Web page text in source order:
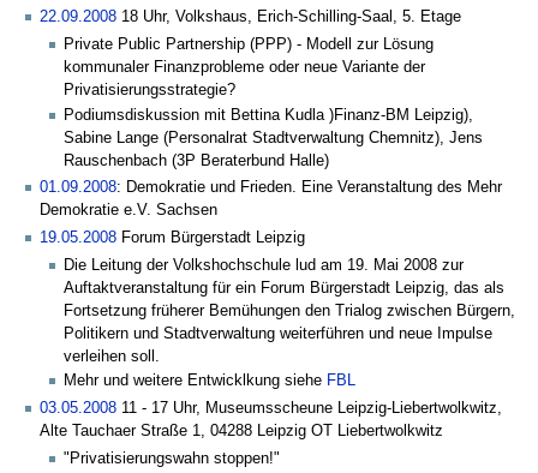
22.09.2008 18 Uhr, Volkshaus, Erich-Schilling-Saal, 5. Etage
Private Public Partnership (PPP) - Modell zur Lösung
kommunaler Finanzprobleme oder neue Variante der
Privatisierungsstrategie?
Podiumsdiskussion mit Bettina Kudla )Finanz-BM Leipzig),
Sabine Lange (Personalrat Stadtverwaltung Chemnitz), Jens
Rauschenbach (3P Beraterbund Halle)
01.09.2008: Demokratie und Frieden. Eine Veranstaltung des Mehr
Demokratie e.V. Sachsen
19.05.2008 Forum Bürgerstadt Leipzig
Die Leitung der Volkshochschule lud am 19. Mai 2008 zur
Auftaktveranstaltung für ein Forum Bürgerstadt Leipzig, das als
Fortsetzung früherer Bemühungen den Trialog zwischen Bürgern,
Politikern und Stadtverwaltung weiterführen und neue Impulse
verleihen soll.
Mehr und weitere Entwicklkung siehe FBL
03.05.2008 11 - 17 Uhr, Museumsscheune Leipzig-Liebertwolkwitz,
Alte Tauchaer Straße 1, 04288 Leipzig OT Liebertwolkwitz
"Privatisierungswahn stoppen!"